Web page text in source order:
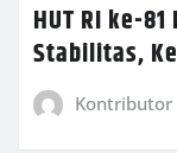
HUT RI ke-
Stabilitas,
Kontributor